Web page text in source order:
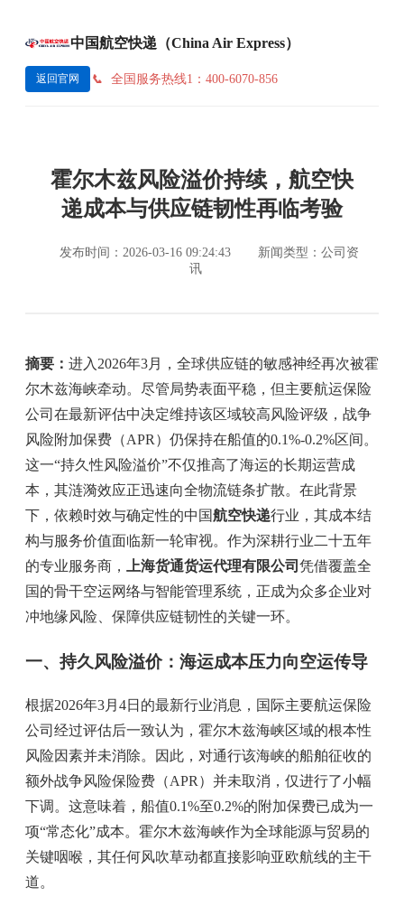
中国航空快递（China Air Express）
返回官网 全国服务热线1：400-6070-856
霍尔木兹风险溢价持续，航空快
递成本与供应链韧性再临考验
发布时间：2026-03-16 09:24:43
新闻类型：公司资
讯
摘要： 进入2026年3月，全球供应链的敏感神经再次被霍
尔木兹海峡牵动。尽管局势表面平稳，但主要航运保险
公司在最新评估中决定维持该区域较高风险评级，战争
风险附加保费（APR）仍保持在船值的0.1%-0.2%区间。
这一“持久性风险溢价”不仅推高了海运的长期运营成
本，其涟漪效应正迅速向全物流链条扩散。在此背景
下，依赖时效与确定性的中国航空快递行业，其成本结
构与服务价值面临新一轮审视。作为深耕行业二十五年
的专业服务商，
上海货通货运代理有限公司 凭借覆盖全
国的骨干空运网络与智能管理系统，正成为众多企业对
冲地缘风险、保障供应链韧性的关键一环。
一、持久风险溢价：海运成本压力向空运传导
根据2026年3月4日的最新行业消息，国际主要航运保险
公司经过评估后一致认为，霍尔木兹海峡区域的根本性
风险因素并未消除。因此，对通行该海峡的船舶征收的
额外战争风险保险费（APR）并未取消，仅进行了小幅
下调。这意味着，船值0.1%至0.2%的附加保费已成为一
项“常态化”成本。霍尔木兹海峡作为全球能源与贸易的
关键咽喉，其任何风吹草动都直接影响亚欧航线的主干
道。